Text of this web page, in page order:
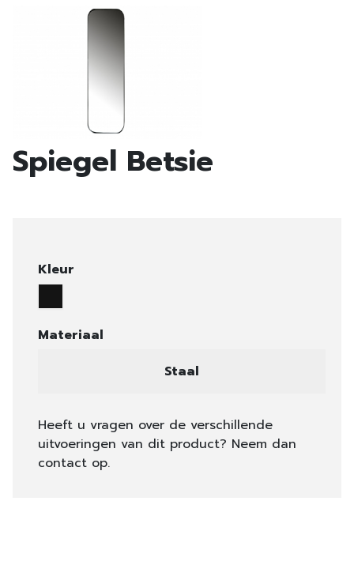
Spiegel Betsie
Kleur
Materiaal
Staal
Heeft u vragen over de verschillende
uitvoeringen van dit product? Neem dan
contact op.